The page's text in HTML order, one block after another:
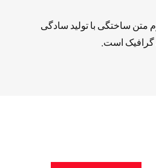
متن ساختگی با تولید سادگی
گرافیک است.